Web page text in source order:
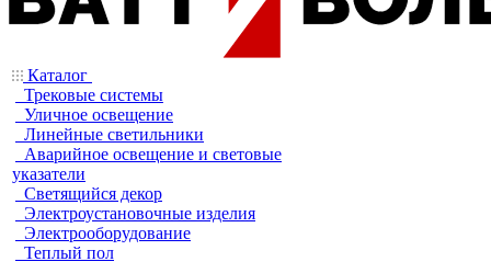
Каталог
Трековые системы
Уличное освещение
Линейные светильники
Аварийное освещение и световые
указатели
Светящийся декор
Электроустановочные изделия
Электрооборудование
Теплый пол